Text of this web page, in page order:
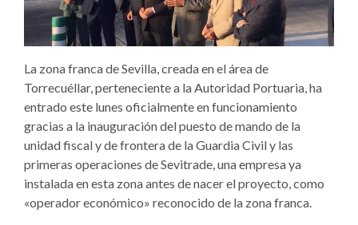
La zona franca de Sevilla, creada en el área de
Torrecuéllar, perteneciente a la Autoridad Portuaria, ha
entrado este lunes oficialmente en funcionamiento
gracias a la inauguración del puesto de mando de la
unidad fiscal y de frontera de la Guardia Civil y las
primeras operaciones de Sevitrade, una empresa ya
instalada en esta zona antes de nacer el proyecto, como
«operador económico» reconocido de la zona franca.